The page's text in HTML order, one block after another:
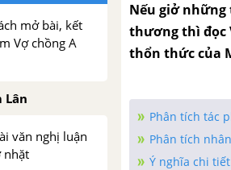
mở bài, kết
Vợ chồng A
Lân
văn nghị luận
nhặt
Nếu giở những
thương thì đọc
thổn thức của
Phân tích tác
Phân tích
Ý nghĩa chi